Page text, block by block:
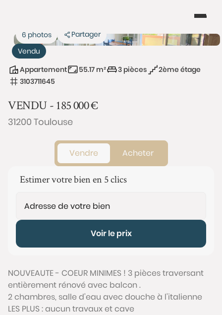
Vendu
6 photos Partager
Appartement 55.17 m² 3 pièces
2ème étage
3103711645
VENDU -185 000€
31200 Toulouse
Vendre Acheter
Estimer votre bien en 5 clics
Voir le prix
NOUVEAUTE - COEUR MINIMES ! 3 pièces traversant
entièrement rénové avec balcon .
2 chambres, salle d'eau avec douche à l'italienne
LES PLUS : aucun travaux et cave